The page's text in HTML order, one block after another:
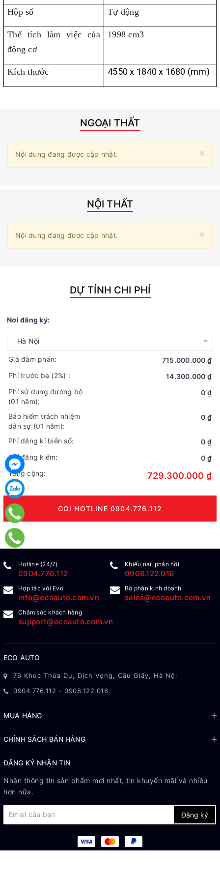
Hộp số Tự động
Thể tích làm việc của
động cơ
1998 cm3
Kích thước 4550 x 1840 x 1680 (mm)
NGOẠI THẤT
×
Nội dung đang được cập nhật.
NỘI THẤT
×
Nội dung đang được cập nhật.
DỰ TÍNH CHI PHÍ
Nơi đăng ký:
Giá đàm phán:
715.000.000 ₫
Phí trước bạ (2%) :
14.300.000 ₫
Phí sử dụng đường bộ
(01 năm):
0 ₫
Bảo hiểm trách nhiệm
dân sự (01 năm):
0 ₫
Phí đăng kí biển số:
0 ₫
Phí đăng kiểm:
0 ₫
Tổng cộng:
729.300.000 ₫
GỌI HOTLINE 0904.776.112
Hotline (24/7)
0904.776.112
Khiếu nại, phản hồi
0908.122.016
Hợp tác với Evo
info@ecoauto.com.vn
Bộ phận kinh doanh
sales@ecoauto.com.vn
Chăm sóc khách hàng
support@ecoauto.com.vn
ECO AUTO
76 Khúc Thừa Dụ, Dịch Vọng, Cầu Giấy, Hà Nội
0904.776.112 - 0908.122.016
MUA HÀNG
CHÍNH SÁCH BÁN HÀNG
ĐĂNG KÝ NHẬN TIN
Nhận thông tin sản phẩm mới nhất, tin khuyến mãi và nhiều
hơn nữa.
Đăng ký